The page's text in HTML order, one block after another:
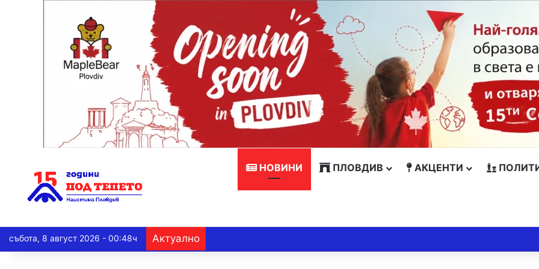
НОВИНИ ПЛОВДИВ АКЦЕНТИ
събота, 8 август 2026 - 00:48ч Актуално